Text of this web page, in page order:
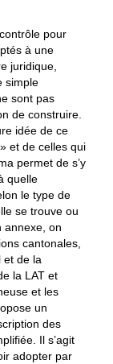
pour
à une
juridique,
simple
sont pas
de construire.
idée de ce
et de celles qui
permet de s’y
quelle
le type de
se trouve ou
annexe, on
cantonales,
et de la
la LAT et
et les
un
des
Il s’agit
adopter par